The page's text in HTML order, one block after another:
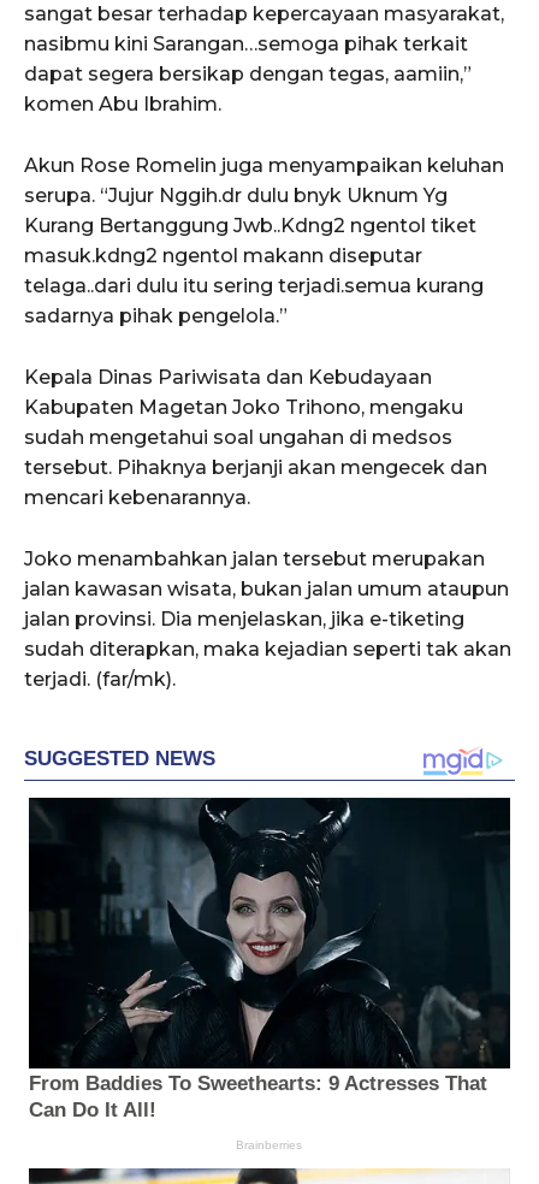
sangat besar terhadap kepercayaan masyarakat,
nasibmu kini Sarangan…semoga pihak terkait
dapat segera bersikap dengan tegas, aamiin,”
komen Abu Ibrahim.
Akun Rose Romelin juga menyampaikan keluhan
serupa. “Jujur Nggih.dr dulu bnyk Uknum Yg
Kurang Bertanggung Jwb..Kdng2 ngentol tiket
masuk.kdng2 ngentol makann diseputar
telaga..dari dulu itu sering terjadi.semua kurang
sadarnya pihak pengelola.”
Kepala Dinas Pariwisata dan Kebudayaan
Kabupaten Magetan Joko Trihono, mengaku
sudah mengetahui soal ungahan di medsos
tersebut. Pihaknya berjanji akan mengecek dan
mencari kebenarannya.
Joko menambahkan jalan tersebut merupakan
jalan kawasan wisata, bukan jalan umum ataupun
jalan provinsi. Dia menjelaskan, jika e-tiketing
sudah diterapkan, maka kejadian seperti tak akan
terjadi. (far/mk).